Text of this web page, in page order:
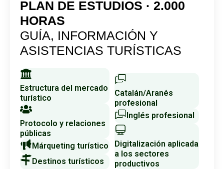
PLAN DE ESTUDIOS · 2.000
HORAS
GUÍA, INFORMACIÓN Y
ASISTENCIAS TURÍSTICAS
Estructura del mercado
turístico
Protocolo y relaciones
públicas
Márqueting turístico
Destinos turísticos
Catalán/Aranés
profesional
Inglés profesional
Digitalización aplicada
a los sectores
productivos